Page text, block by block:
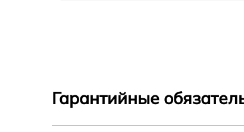
Гарантийные